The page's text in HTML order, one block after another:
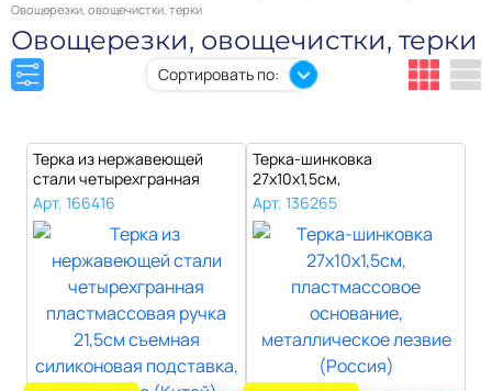
Овощерезки, овощечистки, терки
Овощерезки, овощечистки, терки
Сортировать по:
Терка из нержавеющей
стали четырехгранная
пластмассовая..
Арт. 166416
Терка-шинковка
27х10х1,5см,
пластмассовое основание,
ме..
Арт. 136265